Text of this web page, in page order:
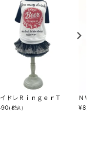
ドレＲｉｎｇｅｒＴ
(税込)
ＮＷＡ
¥8,624